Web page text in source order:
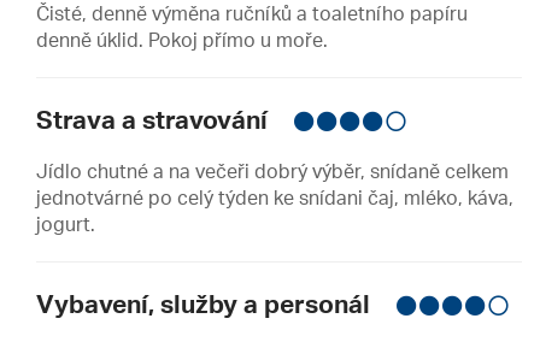
Čisté, denně výměna ručníků a toaletního papíru
denně úklid. Pokoj přímo u moře.
Strava a stravování
Jídlo chutné a na večeři dobrý výběr, snídaně celkem
jednotvárné po celý týden ke snídani čaj, mléko, káva,
jogurt.
Vybavení, služby a personál